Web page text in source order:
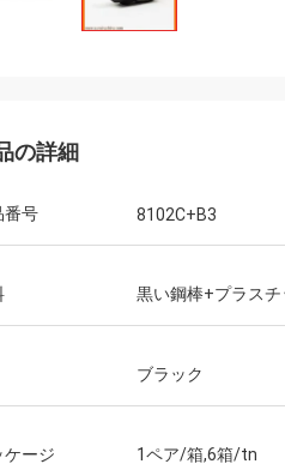
の詳細
番号 8102C+B3
黒い鋼棒+プラスチ
ブラック
ケージ 1ペア/箱,6箱/tn